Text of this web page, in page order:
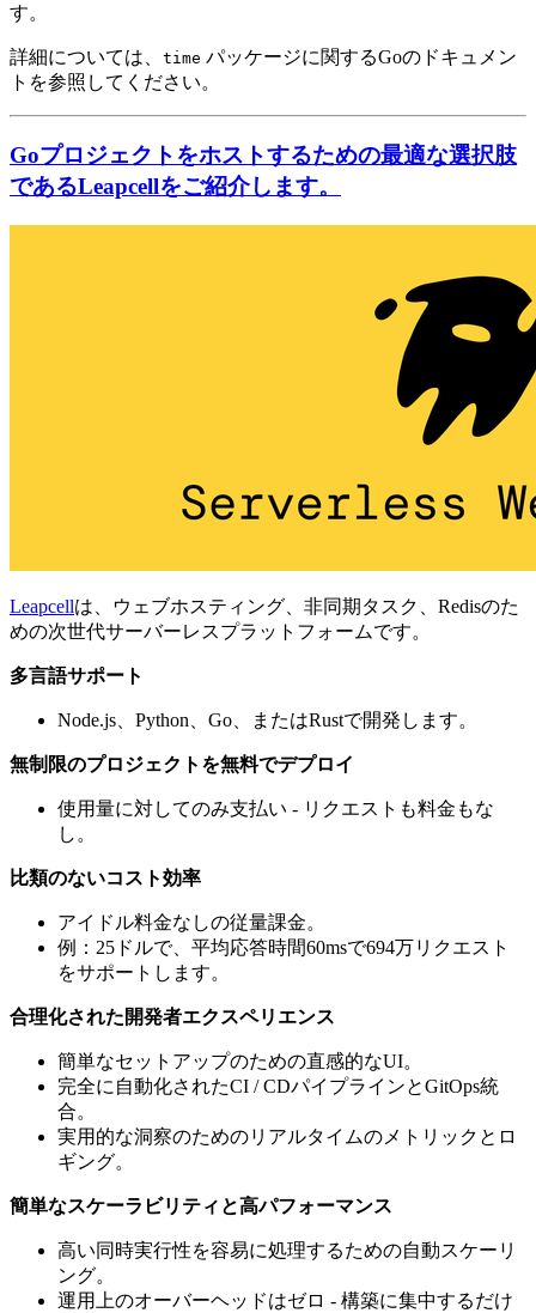
す。
詳細については、 time パッケージに関するGoのドキュメン
トを参照してください。
Goプロジェクトをホストするための最適な選択肢
であるLeapcellをご紹介します。
Leapcellは、ウェブホスティング、非同期タスク、Redisのた
めの次世代サーバーレスプラットフォームです。
多言語サポート
Node.js、Python、Go、またはRustで開発します。
無制限のプロジェクトを無料でデプロイ
使用量に対してのみ支払い - リクエストも料金もな
し。
比類のないコスト効率
アイドル料金なしの従量課金。
例：25ドルで、平均応答時間60msで694万リクエスト
をサポートします。
合理化された開発者エクスペリエンス
簡単なセットアップのための直感的なUI。
完全に自動化されたCI / CDパイプラインとGitOps統
合。
実用的な洞察のためのリアルタイムのメトリックとロ
ギング。
簡単なスケーラビリティと高パフォーマンス
高い同時実行性を容易に処理するための自動スケーリ
ング。
運用上のオーバーヘッドはゼロ - 構築に集中するだけ